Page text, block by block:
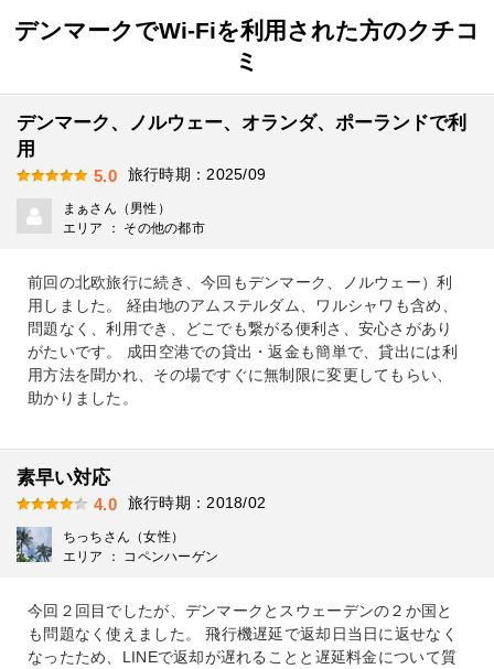
デンマークでWi-Fiを利用された方のクチコ
ミ
デンマーク、ノルウェー、オランダ、ポーランドで利
用
5.0 旅行時期：2025/09
まぁさん（男性）
エリア ： その他の都市
前回の北欧旅行に続き、今回もデンマーク、ノルウェー）利
用しました。 経由地のアムステルダム、ワルシャワも含め、
問題なく、利用でき、どこでも繋がる便利さ、安心さがあり
がたいです。 成田空港での貸出・返金も簡単で、貸出には利
用方法を聞かれ、その場ですぐに無制限に変更してもらい、
助かりました。
素早い対応
4.0 旅行時期：2018/02
ちっちさん（女性）
エリア ： コペンハーゲン
今回２回目でしたが、デンマークとスウェーデンの２か国と
も問題なく使えました。 飛行機遅延で返却日当日に返せなく
なったため、LINEで返却が遅れることと遅延料金について質